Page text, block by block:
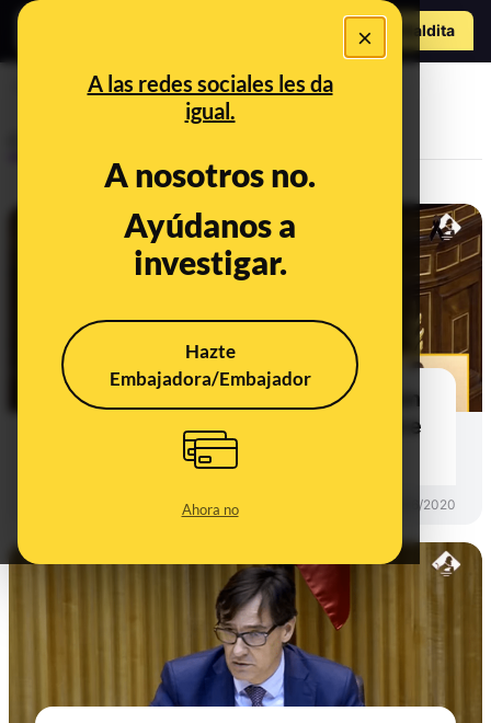
×
A las redes sociales les da
igual.
A nosotros no.
Ayúdanos a
investigar.
Hazte
Embajadora/Embajador
Ahora no
Hazte Maldita
Ministerio de Sanidad
Es falso que "llevemos dos días sin
fallecidos por el COVID" como dice
Pedro Sánchez
04/06/2020